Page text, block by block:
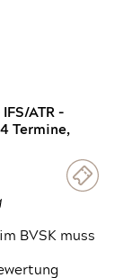
ATR -
Termine,
BVSK muss